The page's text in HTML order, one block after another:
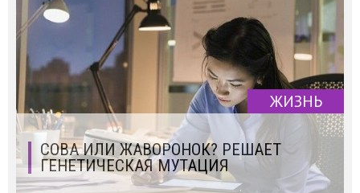
ЖИЗНЬ
СОВА ИЛИ ЖАВОРОНОК? РЕШАЕТ
ГЕНЕТИЧЕСКАЯ МУТАЦИЯ